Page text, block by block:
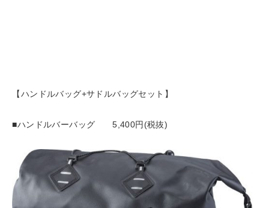
【ハンドルバッグ+サドルバッグセット】
■ハンドルバーバッグ 5,400円(税抜)